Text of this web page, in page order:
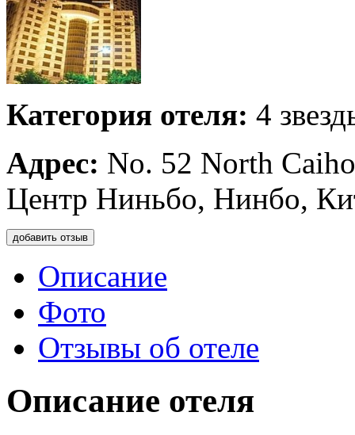
Категория отеля: 4
Адрес: No. 52 North
Центр Ниньбо, Нинбо,
добавить отзыв
Описание
Фото
Отзывы об отеле
Описание отеля